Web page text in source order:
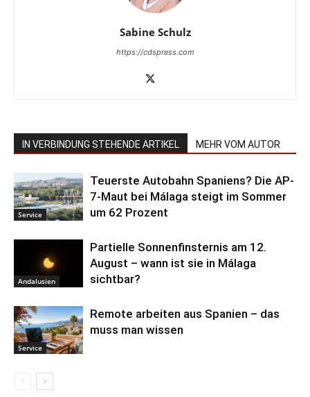
Sabine Schulz
https://cdspress.com
IN VERBINDUNG STEHENDE ARTIKEL MEHR VOM AUTOR
Service
Teuerste Autobahn Spaniens? Die AP-
7-Maut bei Málaga steigt im Sommer
um 62 Prozent
Andalusien
Partielle Sonnenfinsternis am 12.
August – wann ist sie in Málaga
sichtbar?
Service
Remote arbeiten aus Spanien – das
muss man wissen